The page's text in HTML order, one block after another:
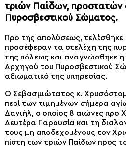
τριών Παίδων, προστατών
Πυροσβεστικού Σώματος.
Προ της απολύσεως, τελέσθηκε
προσέφεραν τα στελέχη της
της πόλεως και αναγνώσθηκε η
Αρχηγού του Πυροσβεστικού
αξιωματικό της υπηρεσίας.
Ο Σεβασμιώτατος κ.
περί των τιμημένων σήμερα
Δανιήλ, ο οποίος 8 αιώνες προ
Δευτέρα Παρουσία και τη
τους μη αποδεχομένους τον
πίστη των τριών Παίδων προς